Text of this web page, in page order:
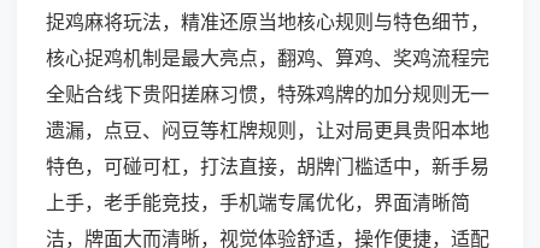
捉鸡麻将玩法，精准还原当地核心规则与特色细节，
核心捉鸡机制是最大亮点，翻鸡、算鸡、奖鸡流程完
全贴合线下贵阳搓麻习惯，特殊鸡牌的加分规则无一
遗漏，点豆、闷豆等杠牌规则，让对局更具贵阳本地
特色，可碰可杠，打法直接，胡牌门槛适中，新手易
上手，老手能竞技，手机端专属优化，界面清晰简
洁，牌面大而清晰，视觉体验舒适，操作便捷，适配